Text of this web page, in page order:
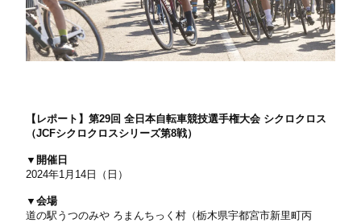
【レポート】第29回 全日本自転車競技選手権大会 シクロクロス
（JCFシクロクロスシリーズ第8戦）
▼開催日
2024年1月14日（日）
▼会場
道の駅うつのみや ろまんちっく村（栃木県宇都宮市新里町丙